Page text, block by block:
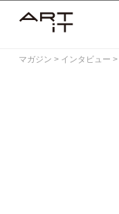
マガジン > インタビュー >